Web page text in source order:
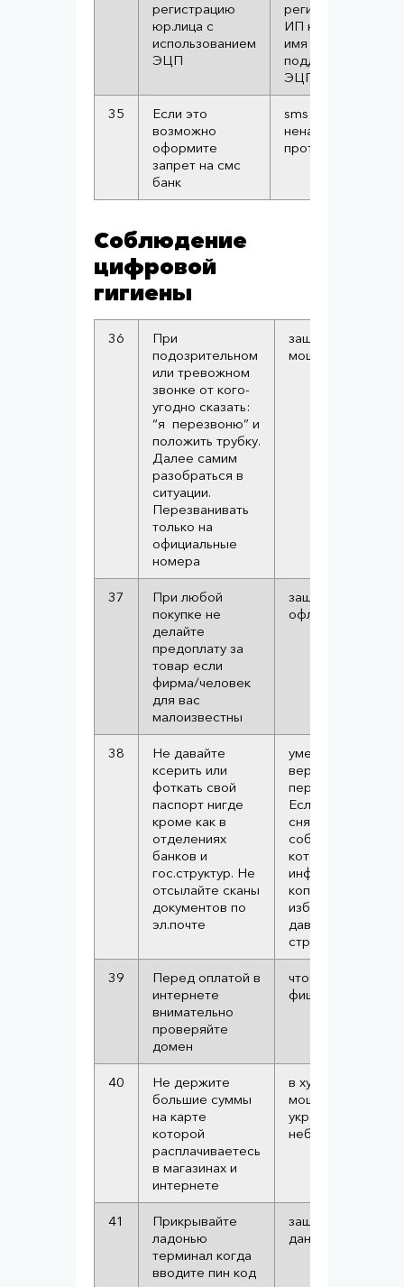
регистрацию
юр.лица с
использованием
ЭЦП
регистрацию
ИП на ваше
имя по
поддельной
ЭЦП
35
Если это
возможно
оформите
запрет на смс
банк
sms
ненадежный
протокол
Соблюдение
цифровой
гигиены
36
При
подозрительном
или тревожном
звонке от кого-
угодно сказать:
“я перезвоню” и
положить трубку.
Далее самим
разобраться в
ситуации.
Перезванивать
только на
официальные
номера
защита от
мошенников
37
При любой
покупке не
делайте
предоплату за
товар если
фирма/человек
для вас
малоизвестны
защита от онлайн
офлайн
38
Не давайте
ксерить или
фоткать свой
паспорт нигде
кроме как в
отделениях
банков и
гос.структур. Не
отсылайте сканы
документов по
эл.почте
уменьшаем
вероятность
персональных
Если настаивают
снятии копии,
собой свою
которой замазана
информации. Если
копирования
избежать, хотя
давайте ксерить
страницы
39
Перед оплатой в
интернете
внимательно
проверяйте
домен
чтобы не
фишинг
40
Не держите
большие суммы
на карте
которой
расплачиваетесь
в магазинах и
интернете
в худшем случае
мошенники смогут
украсть лишь
небольшую сумму
41
Прикрывайте
ладонью
терминал когда
вводите пин код
защита от кражи
данных карты